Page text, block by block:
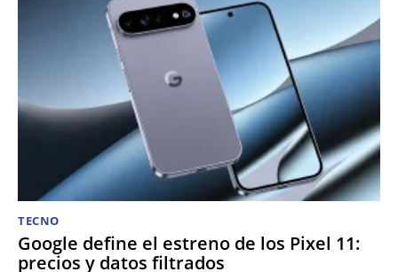
TECNO
Google define el estreno de los Pixel 11:
precios y datos filtrados